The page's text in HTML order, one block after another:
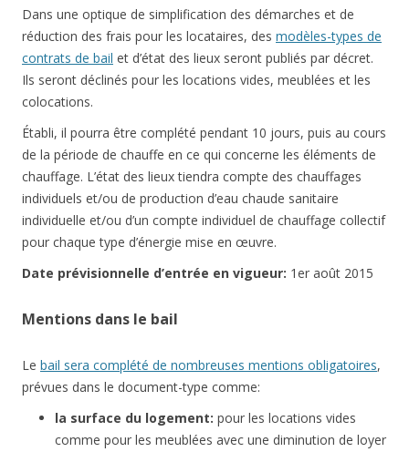
Dans une optique de simplification des démarches et de
réduction des frais pour les locataires, des modèles-types de
contrats de bail et d’état des lieux seront publiés par décret.
Ils seront déclinés pour les locations vides, meublées et les
colocations.
Établi, il pourra être complété pendant 10 jours, puis au cours
de la période de chauffe en ce qui concerne les éléments de
chauffage. L’état des lieux tiendra compte des chauffages
individuels et/ou de production d’eau chaude sanitaire
individuelle et/ou d’un compte individuel de chauffage collectif
pour chaque type d’énergie mise en œuvre.
Date prévisionnelle d’entrée en vigueur: 1er août 2015
Mentions dans le bail
Le bail sera complété de nombreuses mentions obligatoires,
prévues dans le document-type comme:
la surface du logement: pour les locations vides
comme pour les meublées avec une diminution de loyer